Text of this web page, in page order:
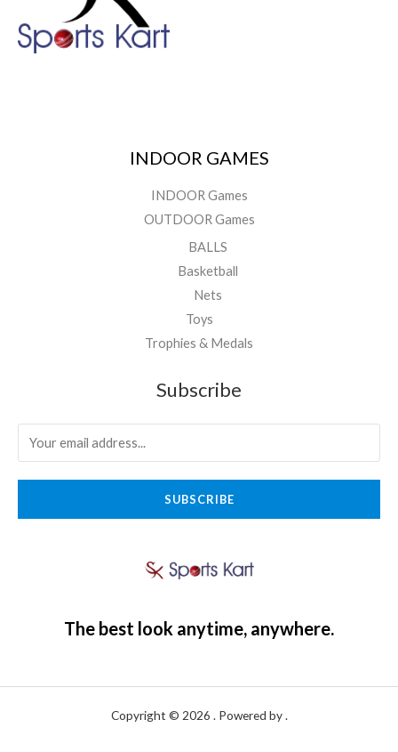
INDOOR GAMES
INDOOR Games
OUTDOOR Games
BALLS
Basketball
Nets
Toys
Trophies & Medals
Subscribe
SUBSCRIBE
The best look anytime, anywhere.
Copyright © 2026 . Powered by .